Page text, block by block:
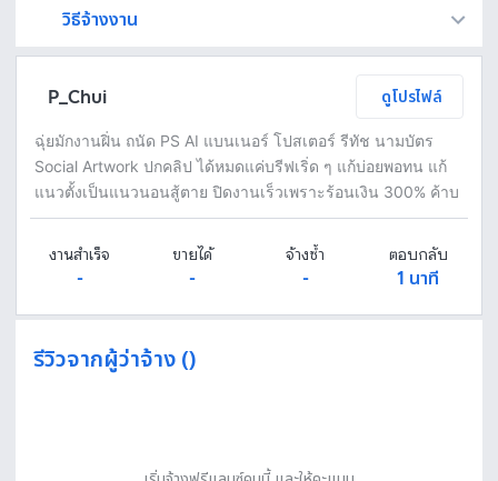
วิธีจ้างงาน
P_Chui ดูโปรไฟล์
ฉุ่ยมักงานฝิ่น ถนัด PS AI แบนเนอร์ โปสเตอร์ รีทัช นามบัตร
Social Artwork ปกคลิป ได้หมดแค่บรีฟเริ่ด ๆ แก้บ่อยพอทน แก้
แนวตั้งเป็นแนวนอนสู้ตาย ปิดงานเร็วเพราะร้อนเงิน 300% ค้าบ
งานสำเร็จ
-
ขายได้
-
จ้างซ้ำ
-
ตอบกลับ
1 นาที
รีวิวจากผู้ว่าจ้าง ()